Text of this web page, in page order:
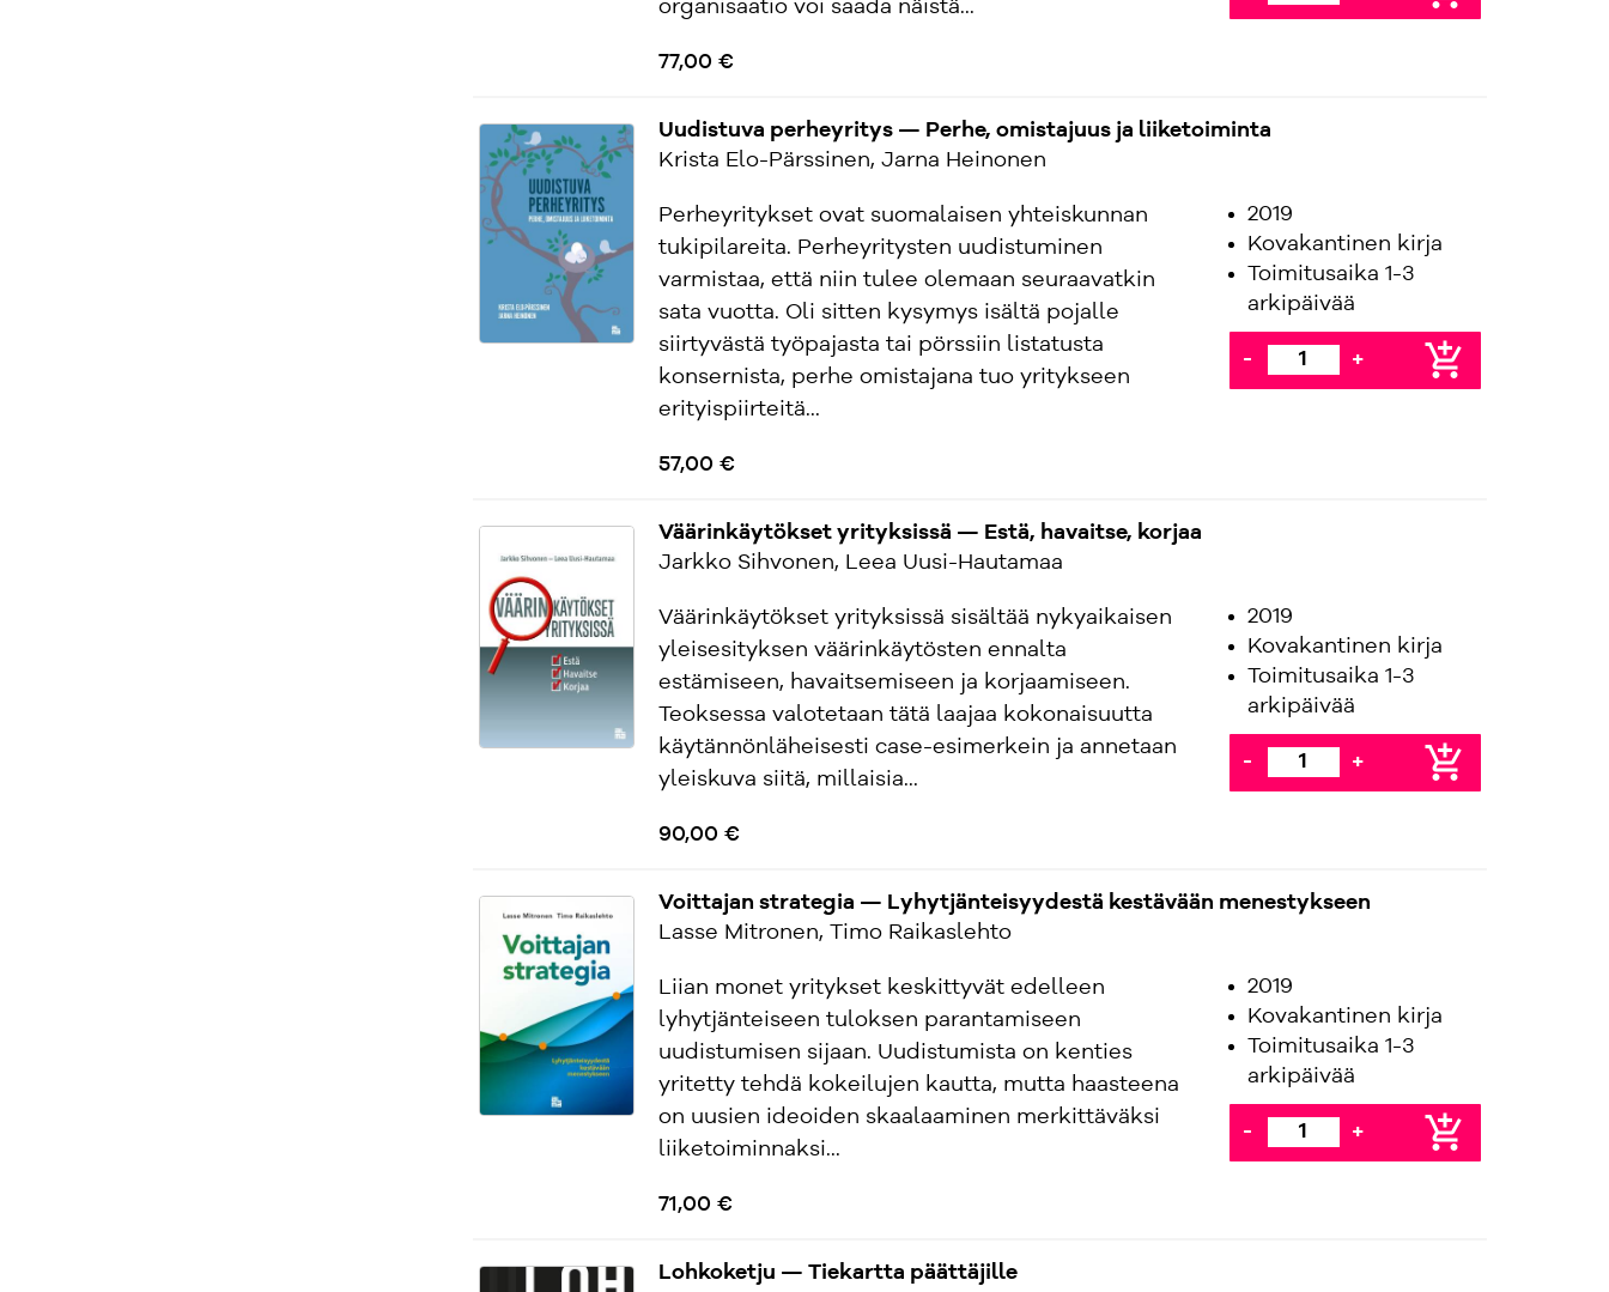
organisaatio voi saada näistä...
77,00 €
Uudistuva perheyritys — Perhe, omistajuus ja liiketoiminta
Krista Elo-Pärssinen, Jarna Heinonen
Perheyritykset ovat suomalaisen yhteiskunnan
tukipilareita. Perheyritysten uudistuminen
varmistaa, että niin tulee olemaan seuraavatkin
sata vuotta. Oli sitten kysymys isältä pojalle
siirtyvästä työpajasta tai pörssiin listatusta
konsernista, perhe omistajana tuo yritykseen
erityispiirteitä...
57,00 €
2019
Kovakantinen kirja
Toimitusaika 1-3
arkipäivää
- + add_shopping_cart
Väärinkäytökset yrityksissä — Estä, havaitse, korjaa
Jarkko Sihvonen, Leea Uusi-Hautamaa
Väärinkäytökset yrityksissä sisältää nykyaikaisen
yleisesityksen väärinkäytösten ennalta
estämiseen, havaitsemiseen ja korjaamiseen.
Teoksessa valotetaan tätä laajaa kokonaisuutta
käytännönläheisesti case-esimerkein ja annetaan
yleiskuva siitä, millaisia...
90,00 €
2019
Kovakantinen kirja
Toimitusaika 1-3
arkipäivää
- + add_shopping_cart
Voittajan strategia — Lyhytjänteisyydestä kestävään menestykseen
Lasse Mitronen, Timo Raikaslehto
Liian monet yritykset keskittyvät edelleen
lyhytjänteiseen tuloksen parantamiseen
uudistumisen sijaan. Uudistumista on kenties
yritetty tehdä kokeilujen kautta, mutta haasteena
on uusien ideoiden skaalaaminen merkittäväksi
liiketoiminnaksi...
71,00 €
2019
Kovakantinen kirja
Toimitusaika 1-3
arkipäivää
- + add_shopping_cart
Lohkoketju — Tiekartta päättäjille